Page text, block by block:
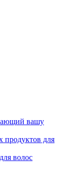
вашу
продуктов для
волос